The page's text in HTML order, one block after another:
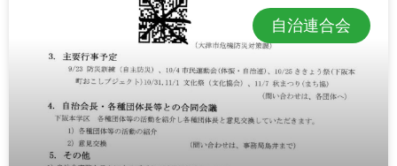
自治連合会